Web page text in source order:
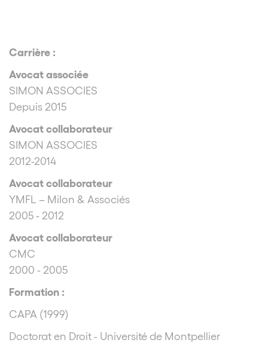
Carrière :
Avocat associée
SIMON ASSOCIES
Depuis 2015
Avocat collaborateur
SIMON ASSOCIES
2012-2014
Avocat collaborateur
YMFL – Milon & Associés
2005 - 2012
Avocat collaborateur
CMC
2000 - 2005
Formation :
CAPA (1999)
Doctorat en Droit - Université de Montpellier